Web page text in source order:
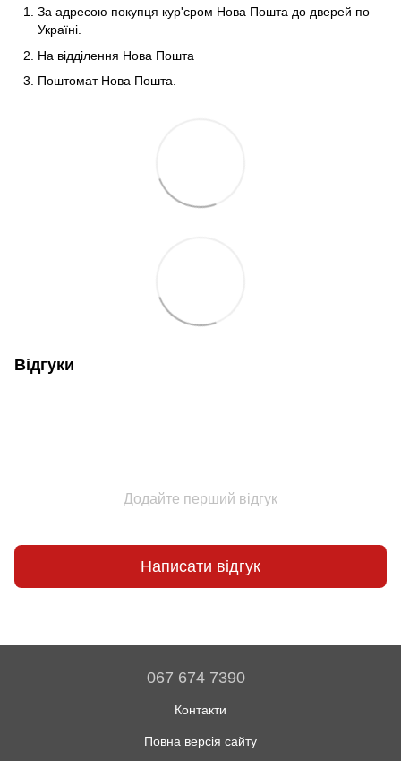
За адресою покупця кур'єром Нова Пошта до дверей по
Україні.
На відділення Нова Пошта
Поштомат Нова Пошта.
Відгуки
Додайте перший відгук
Написати відгук
067 674 7390
Контакти
Повна версія сайту